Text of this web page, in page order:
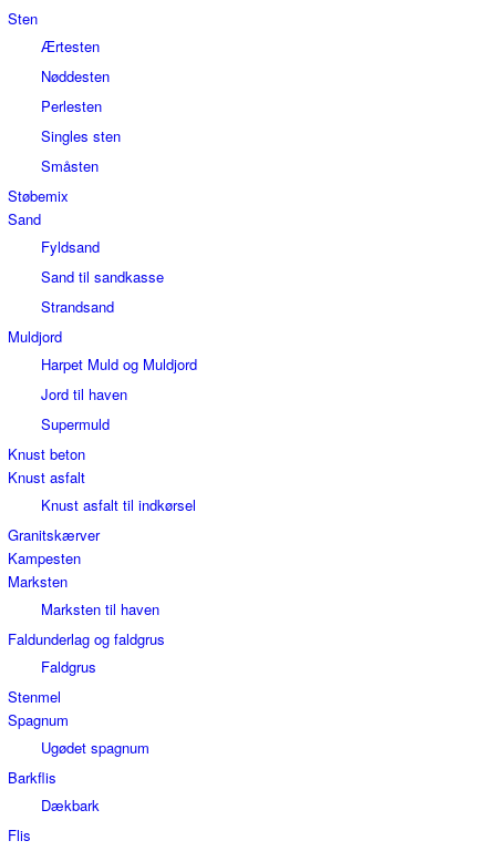
Sten
Ærtesten
Nøddesten
Perlesten
Singles sten
Småsten
Støbemix
Sand
Fyldsand
Sand til sandkasse
Strandsand
Muldjord
Harpet Muld og Muldjord
Jord til haven
Supermuld
Knust beton
Knust asfalt
Knust asfalt til indkørsel
Granitskærver
Kampesten
Marksten
Marksten til haven
Faldunderlag og faldgrus
Faldgrus
Stenmel
Spagnum
Ugødet spagnum
Barkflis
Dækbark
Flis